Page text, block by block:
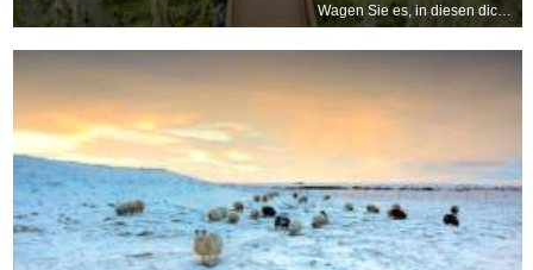
Wagen Sie es, in diesen dichten Sumpf einzutauchen?